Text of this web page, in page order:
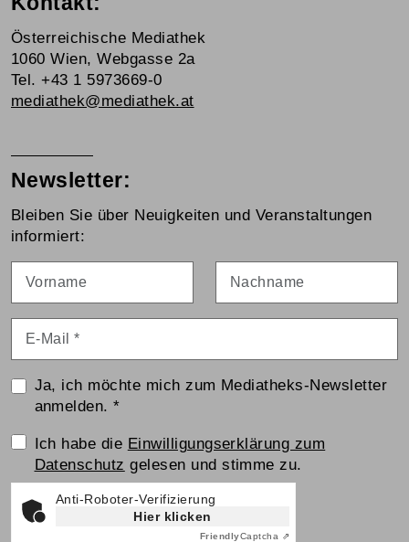
Österreichische Mediathek
1060 Wien, Webgasse 2a
Tel. +43 1 5973669-0
mediathek@mediathek.at
Newsletter:
Bleiben Sie über Neuigkeiten und Veranstaltungen
informiert:
Ja, ich möchte mich zum Mediatheks-Newsletter
anmelden.*
Einwilligungserklärung
Ich habe die Einwilligungserklärung zum
Datenschutz gelesen und stimme zu.
Anti-Roboter-Verifizierung
Hier klicken
FriendlyCaptcha ⇗